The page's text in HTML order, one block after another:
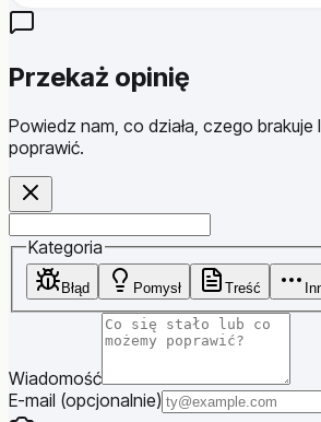
Przekaż opinię
Powiedz nam, co działa, czego brakuje
poprawić.
Website
Kategoria
Błąd Pomysł Treść
Wiadomość
E-mail (opcjonalnie)